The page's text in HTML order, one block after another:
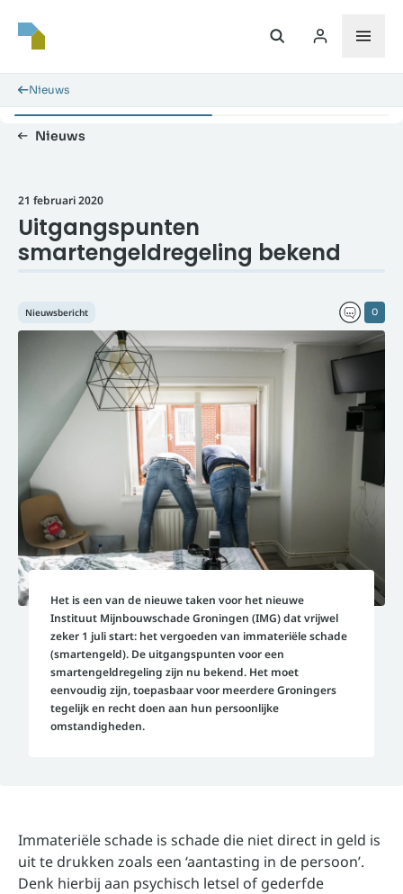
Nieuws
Nieuws
21 februari 2020
Uitgangspunten
smartengeldregeling bekend
0
Nieuwsbericht
Het is een van de nieuwe taken voor het nieuwe
Instituut Mijnbouwschade Groningen (IMG) dat vrijwel
zeker 1 juli start: het vergoeden van immateriële schade
(smartengeld). De uitgangspunten voor een
smartengeldregeling zijn nu bekend. Het moet
eenvoudig zijn, toepasbaar voor meerdere Groningers
tegelijk en recht doen aan hun persoonlijke
omstandigheden.
Immateriële schade is schade die niet direct in geld is
uit te drukken zoals een ‘aantasting in de persoon’.
Denk hierbij aan psychisch letsel of gederfde